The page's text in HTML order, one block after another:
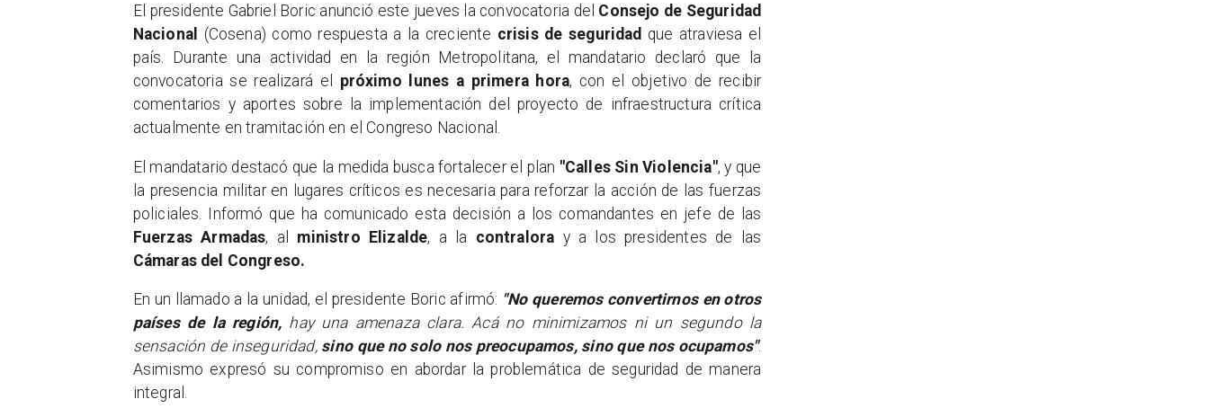
​El presidente Gabriel Boric anunció este jueves la convocatoria del Consejo de Seguridad
Nacional
(Cosena) como respuesta a la creciente crisis de seguridad que atraviesa el
país. Durante una actividad en la región Metropolitana, el mandatario declaró que la
convocatoria se realizará el próximo lunes a primera hora, con el objetivo de recibir
comentarios y aportes sobre la implementación del proyecto de infraestructura crítica
actualmente en tramitación en el Congreso Nacional.
El mandatario destacó que la medida busca fortalecer el plan "Calles Sin Violencia", y que
la presencia militar en lugares críticos es necesaria para reforzar la acción de las fuerzas
policiales. Informó que ha comunicado esta decisión a los comandantes en jefe de las
Fuerzas Armadas, al ministro Elizalde, a la contralora y a los presidentes de las
Cámaras del Congreso.
En un llamado a la unidad, el presidente Boric afirmó: "No queremos convertirnos en otros
países de la región, hay una amenaza clara. Acá no minimizamos ni un segundo la
sensación de inseguridad, sino que no solo nos preocupamos, sino que nos ocupamos".
Asimismo expresó su compromiso en abordar la problemática de seguridad de manera
integral.